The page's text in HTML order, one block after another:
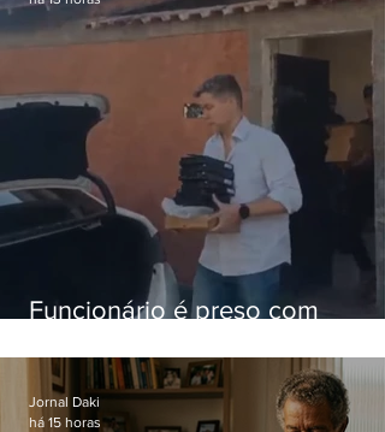
Funcionário é preso com
Hospital do Andaraí
Jornal Daki
há 15 horas